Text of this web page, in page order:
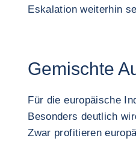
Eskalation weiterhin
Gemischte
Für die europäische
Besonders deutlich
Zwar profitieren